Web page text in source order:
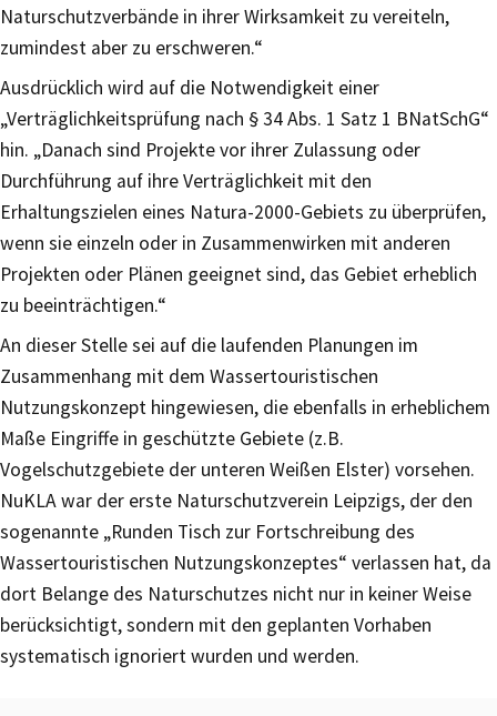
Naturschutzverbände in ihrer Wirksamkeit zu vereiteln,
zumindest aber zu erschweren.“
Ausdrücklich wird auf die Notwendigkeit einer
„Verträglichkeitsprüfung nach § 34 Abs. 1 Satz 1 BNatSchG“
hin. „Danach sind Projekte vor ihrer Zulassung oder
Durchführung auf ihre Verträglichkeit mit den
Erhaltungszielen eines Natura-2000-Gebiets zu überprüfen,
wenn sie einzeln oder in Zusammenwirken mit anderen
Projekten oder Plänen geeignet sind, das Gebiet erheblich
zu beeinträchtigen.“
An dieser Stelle sei auf die laufenden Planungen im
Zusammenhang mit dem Wassertouristischen
Nutzungskonzept hingewiesen, die ebenfalls in erheblichem
Maße Eingriffe in geschützte Gebiete (z.B.
Vogelschutzgebiete der unteren Weißen Elster) vorsehen.
NuKLA war der erste Naturschutzverein Leipzigs, der den
sogenannte „Runden Tisch zur Fortschreibung des
Wassertouristischen Nutzungskonzeptes“ verlassen hat, da
dort Belange des Naturschutzes nicht nur in keiner Weise
berücksichtigt, sondern mit den geplanten Vorhaben
systematisch ignoriert wurden und werden.